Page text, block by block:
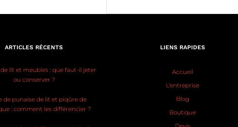
ARTICLES RÉCENTS
lit et meubles : que faut-il jeter
ou conserver ?
de punaise de lit et piqûre de
: comment les différencier ?
LIENS RAPIDES
Accueil
L’entreprise
Blog
Boutique